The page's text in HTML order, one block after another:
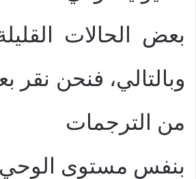
بعض الحالات
وبالتالي، فنحن نقر
من الترجمات
بنفس مستوى الوحي